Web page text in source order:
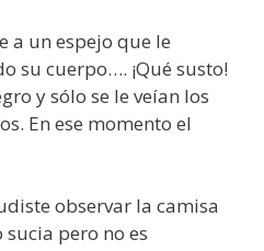
a un espejo que le
su cuerpo…. ¡Qué susto!
y sólo se le veían los
En ese momento el
observar la camisa
pero no es